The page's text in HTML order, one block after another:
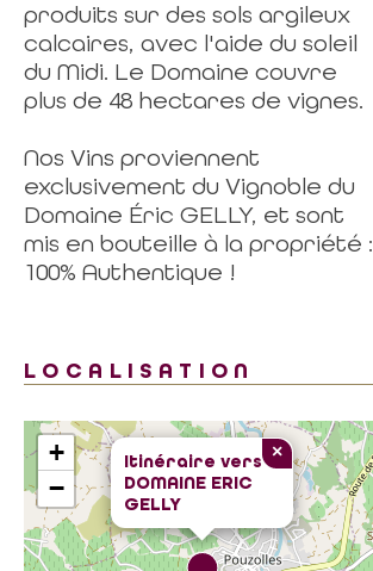
produits sur des sols argileux
calcaires, avec l'aide du soleil
du Midi. Le Domaine couvre
plus de 48 hectares de vignes.
Nos Vins proviennent
exclusivement du Vignoble du
Domaine Éric GELLY, et sont
mis en bouteille à la propriété :
100% Authentique !
LOCALISATION
Itinéraire vers
DOMAINE ERIC
GELLY
×
+
−